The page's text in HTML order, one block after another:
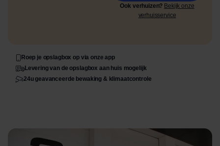
Ook verhuizen? Bekijk onze
verhuisservice
Roep je opslagbox op via onze app
Levering van de opslagbox aan huis mogelijk
24u geavanceerde bewaking & klimaatcontrole